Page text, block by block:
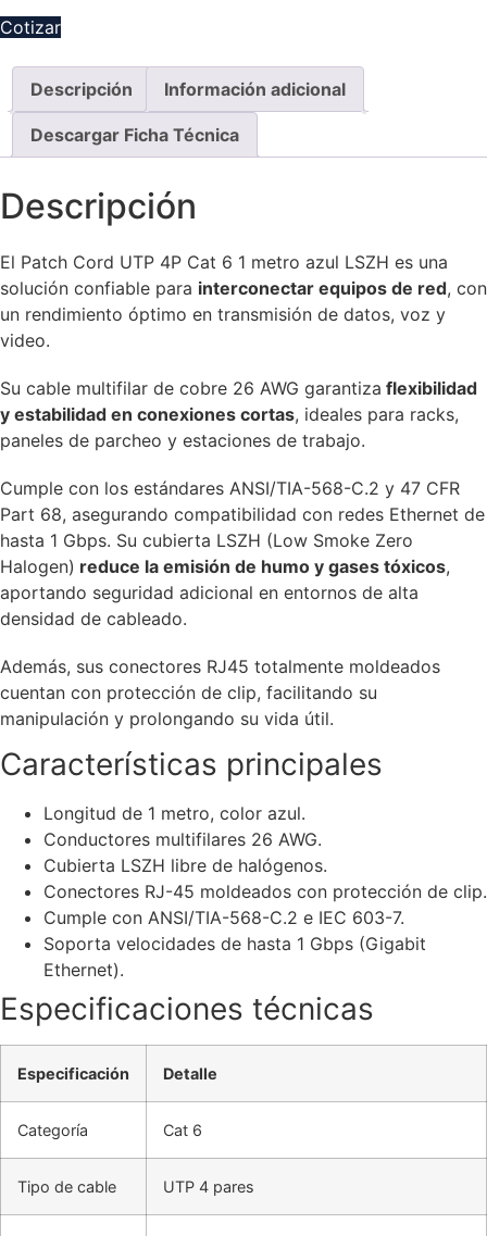
Cotizar
Descripción Información adicional
Descargar Ficha Técnica
Descripción
El Patch Cord UTP 4P Cat 6 1 metro azul LSZH es una
solución confiable para interconectar equipos de red, con
un rendimiento óptimo en transmisión de datos, voz y
video.
Su cable multifilar de cobre 26 AWG garantiza flexibilidad
y estabilidad en conexiones cortas, ideales para racks,
paneles de parcheo y estaciones de trabajo.
Cumple con los estándares ANSI/TIA-568-C.2 y 47 CFR
Part 68, asegurando compatibilidad con redes Ethernet de
hasta 1 Gbps. Su cubierta LSZH (Low Smoke Zero
Halogen) reduce la emisión de humo y gases tóxicos,
aportando seguridad adicional en entornos de alta
densidad de cableado.
Además, sus conectores RJ45 totalmente moldeados
cuentan con protección de clip, facilitando su
manipulación y prolongando su vida útil.
Características principales
Longitud de 1 metro, color azul.
Conductores multifilares 26 AWG.
Cubierta LSZH libre de halógenos.
Conectores RJ-45 moldeados con protección de clip.
Cumple con ANSI/TIA-568-C.2 e IEC 603-7.
Soporta velocidades de hasta 1 Gbps (Gigabit
Ethernet).
Especificaciones técnicas
Especificación Detalle
Categoría Cat 6
Tipo de cable UTP 4 pares